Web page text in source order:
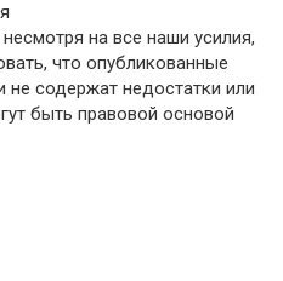
на все наши усилия,
что опубликованные
не содержат недостатки или
быть правовой основой